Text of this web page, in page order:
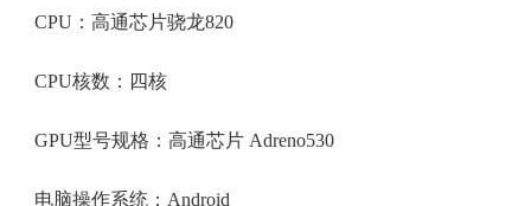
CPU：高通芯片骁龙820
CPU核数：四核
GPU型号规格：高通芯片 Adreno530
电脑操作系统：Android